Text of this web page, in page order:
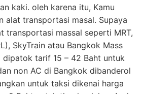
kaki. oleh karena itu, Kamu
alat transportasi masal. Supaya
transportasi massal seperti MRT,
SkyTrain atau Bangkok Mass
dipatok tarif 15 – 42 Baht untuk
non AC di Bangkok dibanderol
untuk taksi dikenai harga